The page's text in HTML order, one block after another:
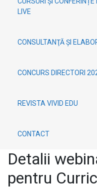
LIVE
CONSULTANŢĂ ȘI
CONCURS DIRECTORI
REVISTA VIVID EDU
CONTACT
Detalii
pentru